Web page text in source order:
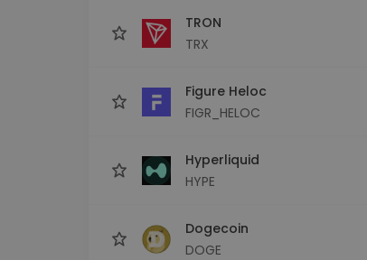
TRON
TRX
Figure Heloc
FIGR_HELOC
Hyperliquid
HYPE
Dogecoin
DOGE